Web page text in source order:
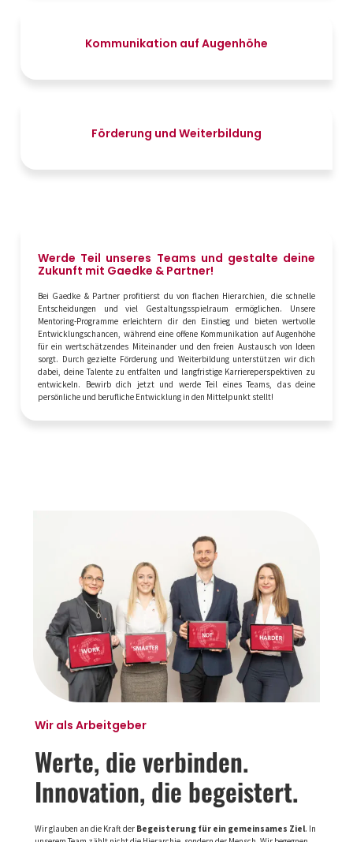
Kommunikation auf Augenhöhe
Förderung und Weiterbildung
Werde Teil unseres Teams und gestalte deine
Zukunft mit Gaedke & Partner!
Bei Gaedke & Partner profitierst du von flachen Hierarchien, die schnelle
Entscheidungen und viel Gestaltungsspielraum ermöglichen. Unsere
Mentoring-Programme erleichtern dir den Einstieg und bieten wertvolle
Entwicklungschancen, während eine offene Kommunikation auf Augenhöhe
für ein wertschätzendes Miteinander und den freien Austausch von Ideen
sorgt. Durch gezielte Förderung und Weiterbildung unterstützen wir dich
dabei, deine Talente zu entfalten und langfristige Karriereperspektiven zu
entwickeln. Bewirb dich jetzt und werde Teil eines Teams, das deine
persönliche und berufliche Entwicklung in den Mittelpunkt stellt!
Wir als Arbeitgeber
Werte, die verbinden.
Innovation, die begeistert.
Wir glauben an die Kraft der Begeisterung für ein gemeinsames Ziel. In